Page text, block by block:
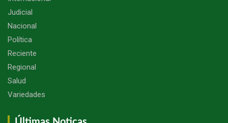
Judicial
Nacional
Política
Reciente
Regional
Salud
Variedades